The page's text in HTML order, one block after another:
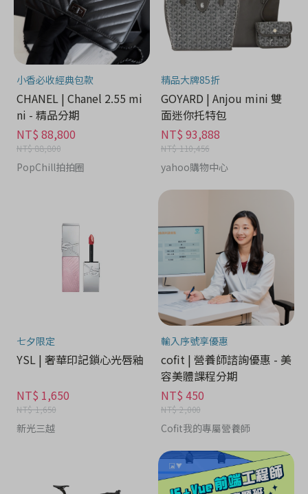
小香必收經典包款
CHANEL | Chanel 2.55 mi
ni - 精品分期
NT$ 88,800
NT$ 88,800
PopChill拍拍圈
精品大牌85折
GOYARD | Anjou mini 雙
面迷你托特包
NT$ 93,888
NT$ 110,456
yahoo購物中心
七夕限定
YSL | 奢華印記鎖心光唇釉
NT$ 1,650
NT$ 1,650
新光三越
輸入序號享優惠
cofit | 營養師諮詢優惠 - 美
容美體課程分期
NT$ 450
NT$ 2,000
Cofit我的專屬營養師